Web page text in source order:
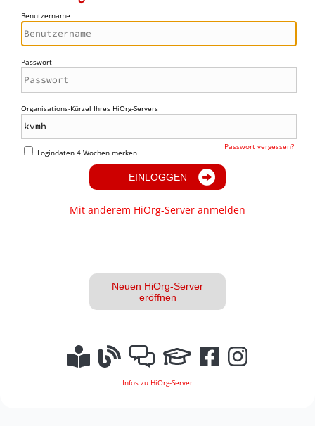
Benutzername
Passwort
Organisations-Kürzel Ihres HiOrg-Servers
Logindaten 4 Wochen merken
Passwort vergessen?
EINLOGGEN
Mit anderem HiOrg-Server anmelden
Neuen HiOrg-Server
eröffnen
Infos zu HiOrg-Server